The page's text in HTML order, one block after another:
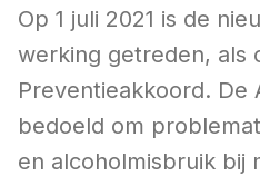
Op 1 juli 2021 is de
werking getreden, als
Preventieakkoord. De
bedoeld om
en alcoholmisbruik bij